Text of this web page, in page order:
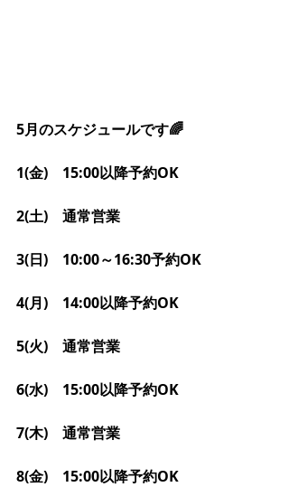
5月のスケジュールです🌈
1(金)　15:00以降予約OK
2(土)　通常営業
3(日)　10:00～16:30予約OK
4(月)　14:00以降予約OK
5(火)　通常営業
6(水)　15:00以降予約OK
7(木)　通常営業
8(金)　15:00以降予約OK